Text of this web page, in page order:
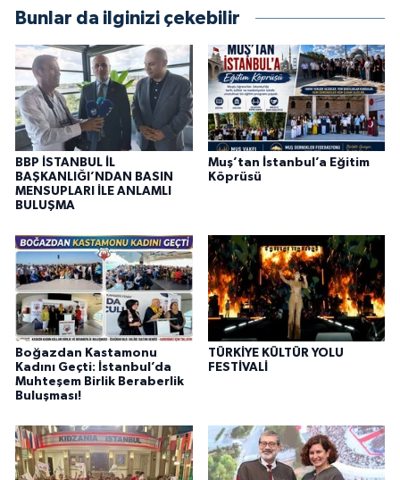
Bunlar da ilginizi çekebilir
BBP İSTANBUL İL
BAŞKANLIĞI’NDAN BASIN
MENSUPLARI İLE ANLAMLI
BULUŞMA
Muş’tan İstanbul’a Eğitim
Köprüsü
Boğazdan Kastamonu
Kadını Geçti: İstanbul’da
Muhteşem Birlik Beraberlik
Buluşması!
TÜRKİYE KÜLTÜR YOLU
FESTİVALİ